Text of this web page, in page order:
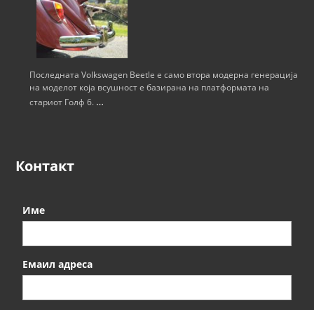
Последната Volkswagen Beetle е само втора модерна генерација
на моделот која всушност е базирана на платформата на
стариот Голф 6. …
Контакт
Име
Емаил адреса